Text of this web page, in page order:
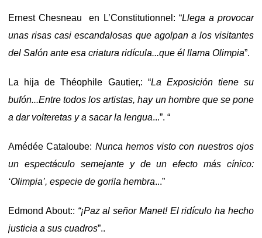
Ernest Chesneau en L’Constitutionnel: “Llega a provocar
unas risas casi escandalosas que agolpan a los visitantes
del Salón ante esa criatura ridícula...que él llama Olimpia”.
La hija de Théophile Gautier,: “La Exposicióntiene su
bufón...Entre todos los artistas, hay un hombre que se pone
a dar volteretas y a sacar la lengua...”. “
Amédée Cataloube: Nunca hemos visto con nuestros ojos
un espectáculo semejante y de un efecto más cínico:
‘Olimpia’, especie de gorila hembra...”
Edmond About:: “¡Paz al señor Manet! El ridículo ha hecho
justicia a sus cuadros”..